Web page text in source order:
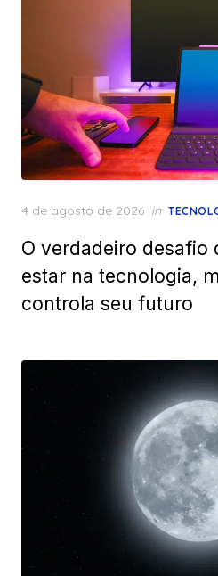
Posted
4 de agosto de 2026 in
O verdadeiro desafio
estar na tecnologia,
controla seu futuro